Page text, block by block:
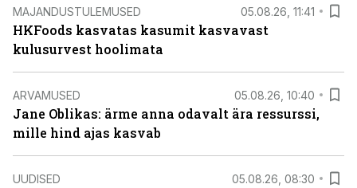
MAJANDUSTULEMUSED 05.08.26, 11:41
HKFoods kasvatas kasumit kasvavast
kulusurvest hoolimata
ARVAMUSED 05.08.26, 10:40
Jane Oblikas: ärme anna odavalt ära ressurssi,
mille hind ajas kasvab
UUDISED 05.08.26, 08:30